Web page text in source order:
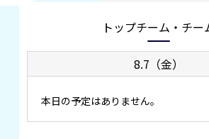
トップチーム・チー
8.7（金）
本日の予定はありません。